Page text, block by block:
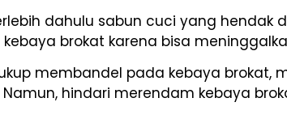
dahulu sabun cuci yang
brokat karena bisa
membandel pada kebaya brokat,
hindari merendam kebaya